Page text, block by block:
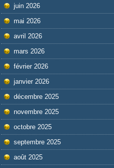
juin 2026
mai 2026
avril 2026
mars 2026
février 2026
janvier 2026
décembre 2025
novembre 2025
octobre 2025
septembre 2025
août 2025